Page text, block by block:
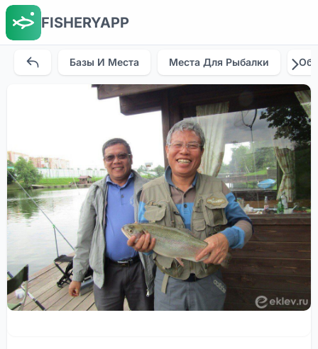
FISHERYAPP
Базы И Места Места Для Рыбалки